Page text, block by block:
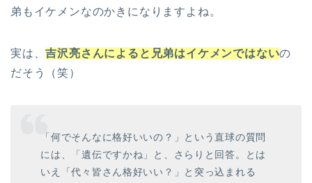
弟もイケメンなのかきになりますよね。
実は、吉沢亮さんによると兄弟はイケメンではないの
だそう（笑）
「何でそんなに格好いいの？」という直球の質問
には、「遺伝ですかね」と、さらりと回答。とは
いえ「代々皆さん格好いい？」と突っ込まれる